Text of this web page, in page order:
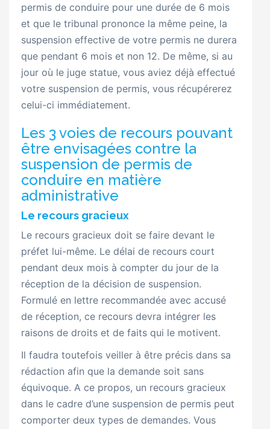
permis de conduire pour une durée de 6 mois
et que le tribunal prononce la même peine, la
suspension effective de votre permis ne durera
que pendant 6 mois et non 12. De même, si au
jour où le juge statue, vous aviez déjà effectué
votre suspension de permis, vous récupérerez
celui-ci immédiatement.
Les 3 voies de recours pouvant
être envisagées contre la
suspension de permis de
conduire en matière
administrative
Le recours gracieux
Le recours gracieux doit se faire devant le
préfet lui-même. Le délai de recours court
pendant deux mois à compter du jour de la
réception de la décision de suspension.
Formulé en lettre recommandée avec accusé
de réception, ce recours devra intégrer les
raisons de droits et de faits qui le motivent.
Il faudra toutefois veiller à être précis dans sa
rédaction afin que la demande soit sans
équivoque. A ce propos, un recours gracieux
dans le cadre d’une suspension de permis peut
comporter deux types de demandes. Vous